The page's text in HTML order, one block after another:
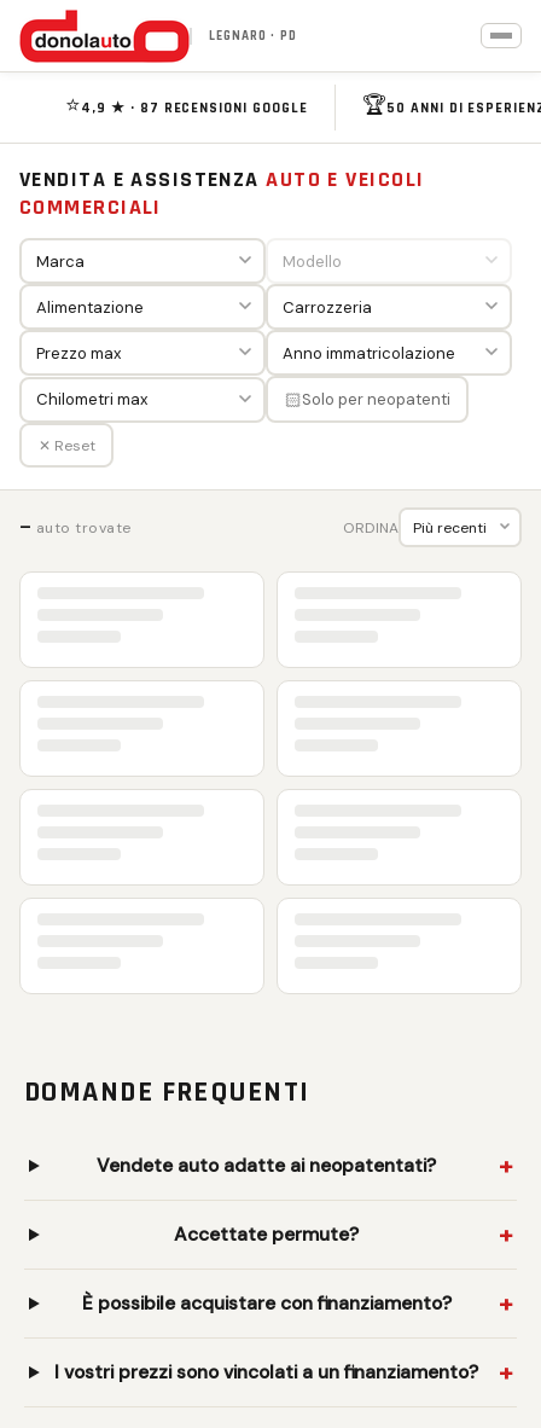
LEGNARO · PD
⭐4,9 ★ · 87 RECENSIONI GOOGLE 🏆50 ANNI DI
VENDITA E ASSISTENZAAUTO E VEICOLI
COMMERCIALI
🏻Solo per neopatenti
✕ Reset
— auto trovate ORDINA
DOMANDE FREQUENTI
Vendete auto adatte ai neopatentati?
Accettate permute?
È possibile acquistare con finanziamento?
I vostri prezzi sono vincolati a un finanziamento?